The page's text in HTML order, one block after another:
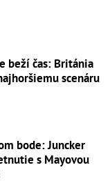
beží čas: Británia
scenáru
bode: Juncker
s Mayovou